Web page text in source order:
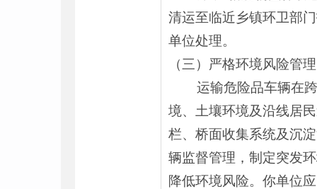
清运至临近乡镇环卫部
单位处理。
（三）严格环境风险管理
运输危险品车辆在跨
境、土壤环境及沿线居
栏、桥面收集系统及沉
辆监督管理，制定突发
降低环境风险。你单位